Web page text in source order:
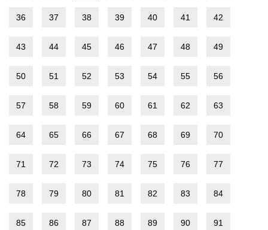
36 37 38 39 40 41 42
43 44 45 46 47 48 49
50 51 52 53 54 55 56
57 58 59 60 61 62 63
64 65 66 67 68 69 70
71 72 73 74 75 76 77
78 79 80 81 82 83 84
85 86 87 88 89 90 91